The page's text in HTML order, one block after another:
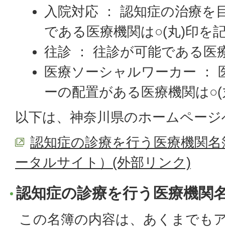
入院対応 ： 認知症の治療を
である医療機関は○(丸)印を
往診 ： 往診が可能である医
医療ソーシャルワーカー ：
ーの配置がある医療機関は
以下は、神奈川県のホームペー
認知症の診療を行う医療機関
ータルサイト）(外部リンク)
認知症の診療を行う医療機関
この名簿の内容は、あくまでも